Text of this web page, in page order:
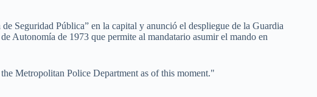
Seguridad Pública” en la capital y anunció el despliegue de la Guardia
Autonomía de 1973 que permite al mandatario asumir el mando en
Metropolitan Police Department as of this moment."